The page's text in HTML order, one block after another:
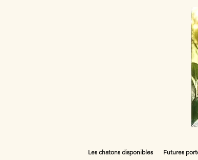
Les chatons disponibles Futures